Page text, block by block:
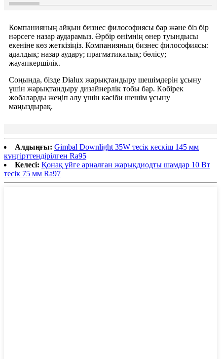
Компанияның айқын бизнес философиясы бар және біз бір
нәрсеге назар аударамыз. Әрбір өнімнің өнер туындысы
екеніне көз жеткізіңіз. Компанияның бизнес философиясы:
адалдық; назар аудару; прагматикалық; бөлісу;
жауапкершілік.
Соңында, бізде Dialux жарықтандыру шешімдерін ұсыну
үшін жарықтандыру дизайнерлік тобы бар. Көбірек
жобаларды жеңіп алу үшін кәсіби шешім ұсыну
маңыздырақ.
Алдыңғы: Gimbal Downlight 35W тесік кескіш 145 мм
күңгірттендірілген Ra95
Келесі: Қонақ үйге арналған жарықдиодты шамдар 10 Вт
тесік 75 мм Ra97